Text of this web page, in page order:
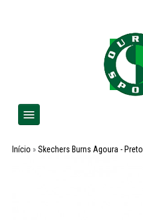
Homem
Início » Skechers Burns Agoura - Preto